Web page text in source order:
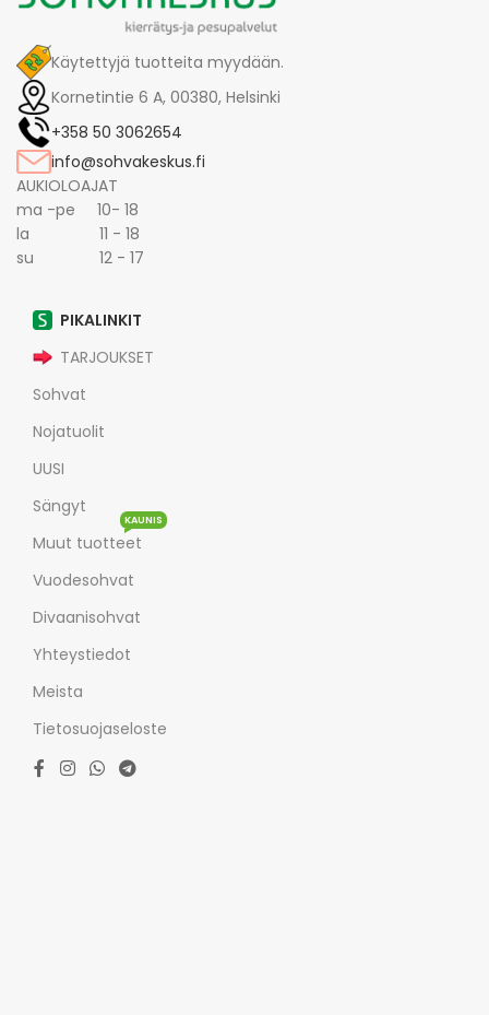
Käytettyjä tuotteita myydään.
Kornetintie 6 A, 00380, Helsinki
+358 50 3062654
info@sohvakeskus.fi
AUKIOLOAJAT
ma -pe 10- 18
la 11 - 18
su 12 - 17
PIKALINKIT
TARJOUKSET
Sohvat
Nojatuolit
UUSI
Sängyt
Muut tuotteet
KAUNIS
Vuodesohvat
Divaanisohvat
Yhteystiedot
Meista
Tietosuojaseloste